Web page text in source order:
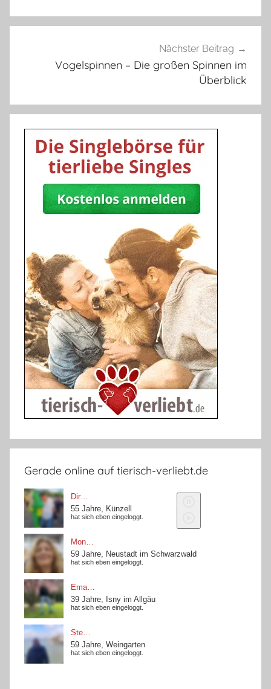
Nächster Beitrag
Vogelspinnen – Die großen Spinnen im
Überblick
Gerade online auf tierisch-verliebt.de